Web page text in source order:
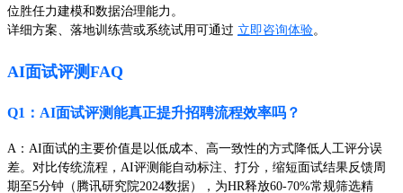
位胜任力建模和数据治理能力。
详细方案、落地训练营或系统试用可通过 立即咨询体验。
AI面试评测FAQ
Q1：AI面试评测能真正提升招聘流程效率吗？
A：AI面试的主要价值是以低成本、高一致性的方式降低人工评分误
差。对比传统流程，AI评测能自动标注、打分，缩短面试结果反馈周
期至5分钟（腾讯研究院2024数据），为HR释放60-70%常规筛选精